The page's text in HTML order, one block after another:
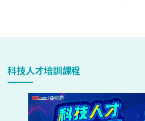
科技人才培訓課程